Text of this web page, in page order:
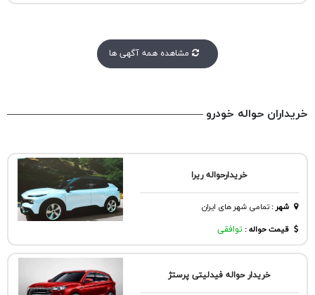
مشاهده همه آگهی ها
خریداران حواله خودرو
خریدارحواله ریرا
شهر:تمامی شهر های ایران
قیمت حواله : توافقی
خریدار حواله فیدلیتی پرستژ